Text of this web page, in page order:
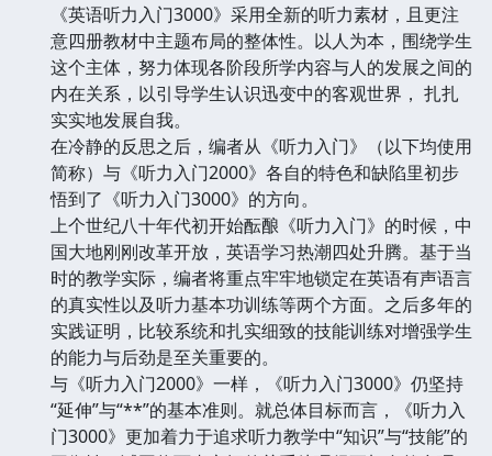
《英语听力入门3000》采用全新的听力素材，且更注
意四册教材中主题布局的整体性。以人为本，围绕学生
这个主体，努力体现各阶段所学内容与人的发展之间的
内在关系，以引导学生认识迅变中的客观世界， 扎扎
实实地发展自我。
在冷静的反思之后，编者从《听力入门》（以下均使用
简称）与《听力入门2000》各自的特色和缺陷里初步
悟到了《听力入门3000》的方向。
上个世纪八十年代初开始酝酿《听力入门》的时候，中
国大地刚刚改革开放，英语学习热潮四处升腾。基于当
时的教学实际，编者将重点牢牢地锁定在英语有声语言
的真实性以及听力基本功训练等两个方面。之后多年的
实践证明，比较系统和扎实细致的技能训练对增强学生
的能力与后劲是至关重要的。
与《听力入门2000》一样，《听力入门3000》仍坚持
“延伸”与“**”的基本准则。就总体目标而言，《听力入
门3000》更加着力于追求听力教学中“知识”与“技能”的